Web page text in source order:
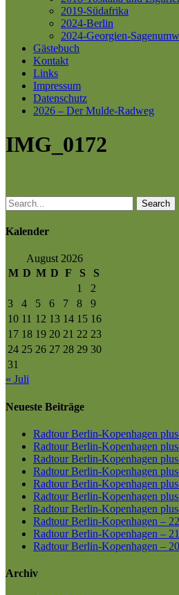
2019-Südafrika
2024-Berlin
2024-Georgien-
Gästebuch
Kontakt
Links
Impressum
Datenschutz
2026 – Der Mulde-Radweg
IMG_0172
Search
Kalender
August 2026
M D M D F S
S
1
2
3
4 5 6 7 8
9
10 11 12 13 14 15 16
17 18 19 20 21 22 23
24 25 26 27 28 29 30
31
« Juli
Neueste Beiträge
Radtour Berlin-Kopenhagen
Radtour Berlin-Kopenhagen
Radtour Berlin-Kopenhagen
Radtour Berlin-Kopenhagen
Radtour Berlin-Kopenhagen
Radtour Berlin-Kopenhagen
Radtour Berlin-Kopenhagen
Radtour Berlin-Kopenhagen –
Radtour Berlin-Kopenhagen –
Radtour Berlin-Kopenhagen –
Archiv